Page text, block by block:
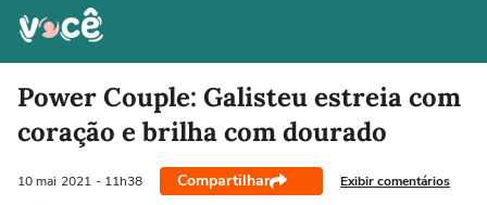
Power Couple: Galisteu estreia com
coração e brilha com dourado
10 mai 2021 - 11h38 Compartilhar Exibir comentários